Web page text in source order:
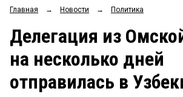
ОБЩЕСТВО
ЗАКОН
Блоги
Архив
Главная → Новости → Политика
Делегация из
на несколько дней
отправилась в